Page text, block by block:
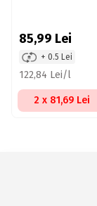
85,99 Lei
+ 0.5 Lei
122,84 Lei/l
2 x 81,69 Lei